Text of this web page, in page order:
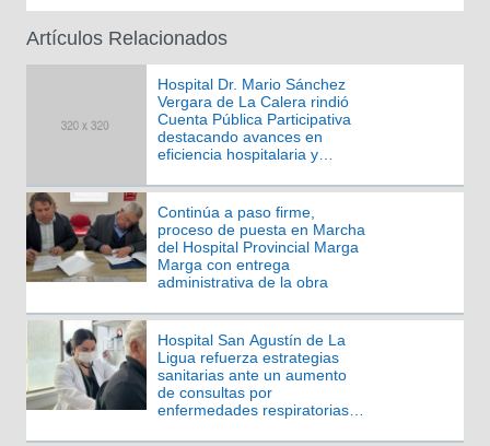
Artículos Relacionados
Hospital Dr. Mario Sánchez
Vergara de La Calera rindió
Cuenta Pública Participativa
destacando avances en
eficiencia hospitalaria y
Continúa a paso firme,
proceso de puesta en Marcha
del Hospital Provincial Marga
Marga con entrega
administrativa de la obra
Hospital San Agustín de La
Ligua refuerza estrategias
sanitarias ante un aumento
de consultas por
enfermedades respiratorias